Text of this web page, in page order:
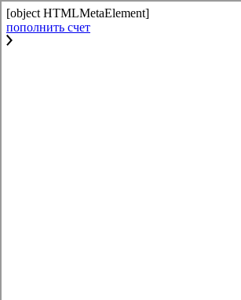
[object HTMLMetaElement]
пополнить счет